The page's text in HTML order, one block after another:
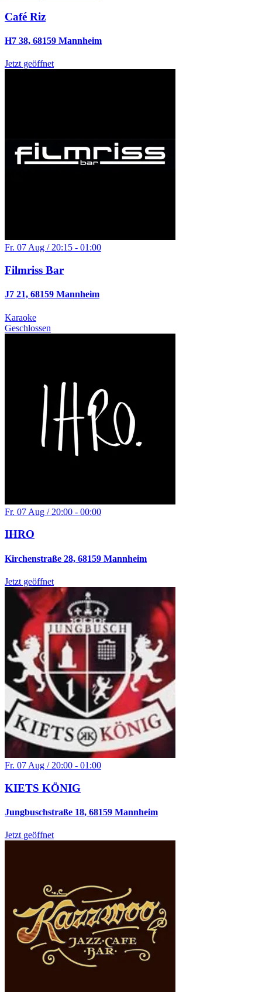
Café Riz
H7 38, 68159 Mannheim
Jetzt geöffnet
Fr. 07 Aug / 20:15 - 01:00
Filmriss Bar
J7 21, 68159 Mannheim
Karaoke
Geschlossen
Fr. 07 Aug / 20:00 - 00:00
IHRO
Kirchenstraße 28, 68159 Mannheim
Jetzt geöffnet
Fr. 07 Aug / 20:00 - 01:00
KIETS KÖNIG
Jungbuschstraße 18, 68159 Mannheim
Jetzt geöffnet